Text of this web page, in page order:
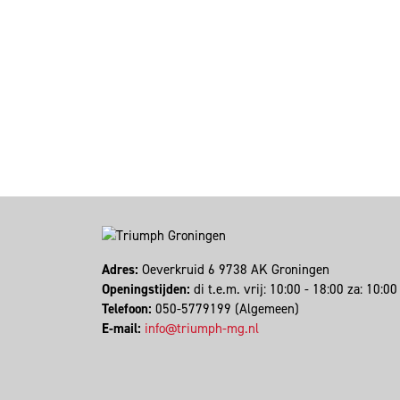
Adres: Oeverkruid 6 9738 AK Groningen
Openingstijden: di t.e.m. vrij: 10:00 - 18:00 za:
Telefoon: 050-5779199 (Algemeen)
E-mail: info@triumph-mg.nl